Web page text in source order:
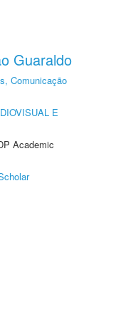
Guaraldo
Comunicação
E
Academic